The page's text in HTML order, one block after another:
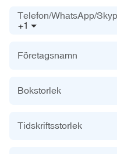
+1
Telefon/WhatsApp/
Företagsnamn
Bokstorlek
Tidskriftsstorlek